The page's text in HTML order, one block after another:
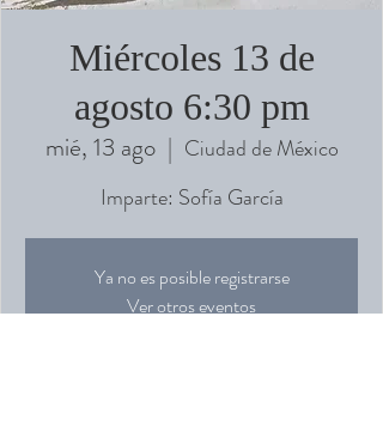
Miércoles 13 de
agosto 6:30 pm
mié, 13 ago
  |
Ciudad de México
Imparte: Sofía García
Ya no es posible registrarse
Ver otros eventos